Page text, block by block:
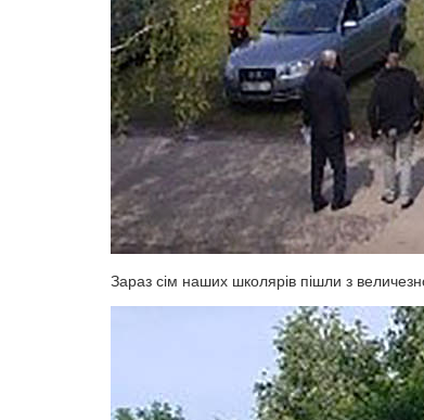
Зараз сім наших школярів пішли з